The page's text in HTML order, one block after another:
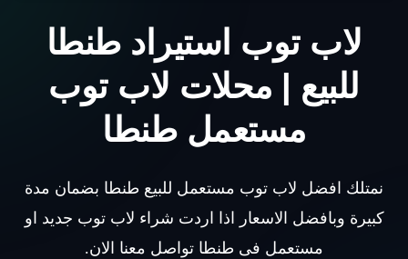
لاب توب استيراد طنطا
للبيع | محلات لاب توب
مستعمل طنطا
نمتلك افضل لاب توب مستعمل للبيع طنطا بضمان مدة
كبيرة وبافضل الاسعار اذا اردت شراء لاب توب جديد او
مستعمل فى طنطا تواصل معنا الان.